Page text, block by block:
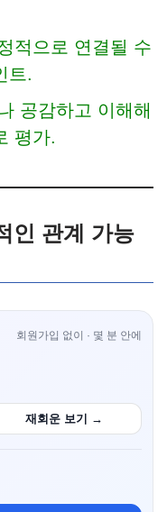
적으로 연결될 수
트.
공감하고 이해해
평가.
인 관계 가능
회원가입 없이 · 몇 분 안에
재회운 보기 →